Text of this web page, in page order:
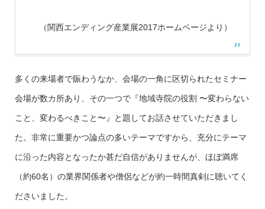
（関西エンディング産業展2017ホームページより）
多くの来場者で賑わうなか、会場の一角に区切られたセミナー
会場が数カ所あり、その一つで『地域寺院の役割 〜変わらない
こと、変わるべきこと〜』と題してお話させていただきまし
た。非常に重要かつ論点の多いテーマですから、充分にテーマ
に沿った内容となったか甚だ自信がありませんが、ほぼ満席
（約60名）の業界関係者や僧侶などが約一時間真剣に聴いてく
ださいました。